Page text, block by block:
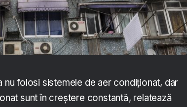
nu folosi sistemele de aer condiționat, dar
sunt în creștere constantă, relatează